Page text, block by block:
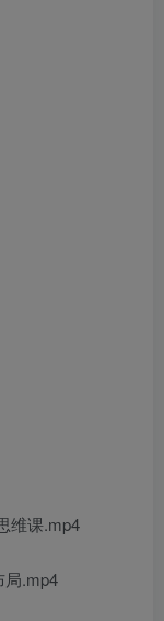
维课.mp4
局.mp4